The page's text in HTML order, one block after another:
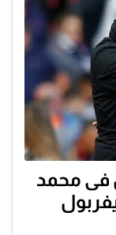
فى محمد